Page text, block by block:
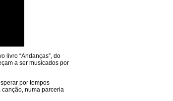
livro “Andanças”, do
a ser musicados por
por tempos
canção, numa parceria